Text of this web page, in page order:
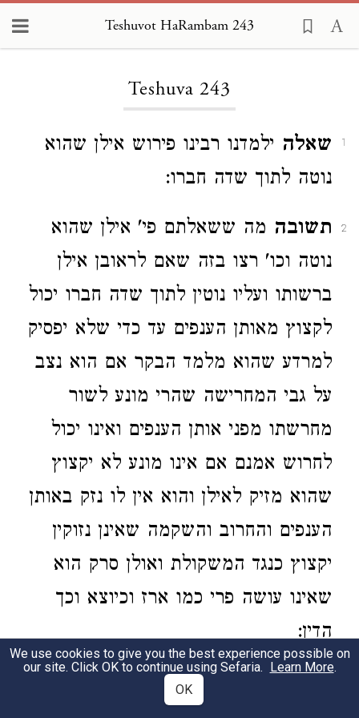
Teshuvot HaRambam 243
Teshuva 243
1 שאלה ילמדנו רבינו פירוש אילן שהוא
נוטה לתוך שדה חברו:
2 תשובה מה ששאלתם פי' אילן שהוא
נוטה וכו' רצו בזה שאם לראובן אילן
ברשותו ועליו נוטין לתוך שדה חברו יכול
לקצוץ מאותן הענפים עד כדי שלא יפסיק
למרדע שהוא מלמד הבקר אם הוא נצב
על גבי המחרישה שהרי מונע לשור
מחרשתו מפני אותן הענפים ואינו יכול
לחרוש אמנם אם אינו מונע לא יקצוץ
שהוא מזיק לאילן והוא אין לו נזק באותן
הענפים והחרוב והשקמה שאינן נזוקין
יקצוץ כנגד המשקולת ואולן סרק הוא
שאינו עושה פרי כמו ארז וכיוצא וכך
הדין:
Teshuva 244
We use cookies to give you the best experience possible on
our site. Click OK to continue using Sefaria. Learn More.
OK